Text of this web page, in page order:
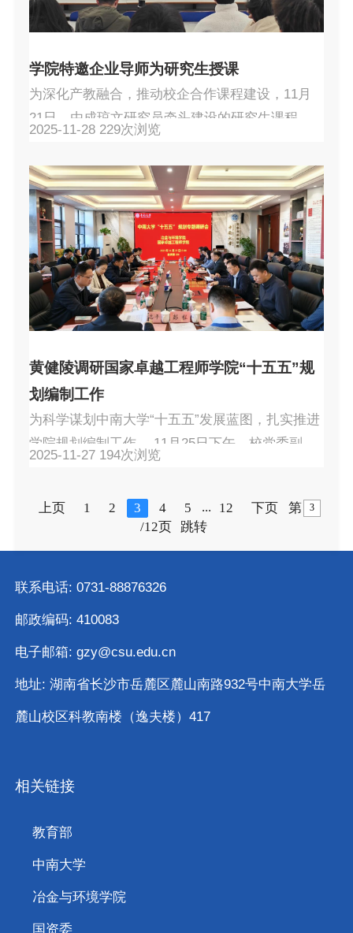
习。课程由冶金...
学院特邀企业导师为研究生授课
为深化产教融合，推动校企合作课程建设，11月
21日，由成琼文研究员牵头建设的研究生课程
邀格林美股份有限公司副总经理、武汉动力电池
再生技术有限公司董事长兼总经理张宇平博士走
进课堂，为硕博士研究生带来一场紧扣产业实际
的专题授课。本次授课由学院副院长陈爱良教授
主持。 在正式授课开始之前，陈爱良教授代表学
院对张宇平博士的到来表示热烈欢迎。她表示，
聘请有产业背景和管理...
2025-11-28 229次浏览
黄健陵调研国家卓越工程师学院“十五五”规
划编制工作
为科学谋划中南大学“十五五”发展蓝图，扎实推进
学院规划编制工作， 11月25日下午，校党委副书
记黄健陵带队到国家卓越工程师学院开展“十五
委员、组织部部长田庆华主持会议。 调研会上，
国家卓越工程师学院副院长陈爱良作专题汇报，
遇挑战、发展基本考虑及相关需求建议。与会人
2025-11-27 194次浏览
上页 1 2 3 4 5 ... 12 下页
第
/12页
跳转
联系电话: 0731-88876326
邮政编码: 410083
电子邮箱: gzy@csu.edu.cn
地址: 湖南省长沙市岳麓区麓山南路932号中南大学岳
麓山校区科教南楼（逸夫楼）417
相关链接
教育部
中南大学
冶金与环境学院
国资委